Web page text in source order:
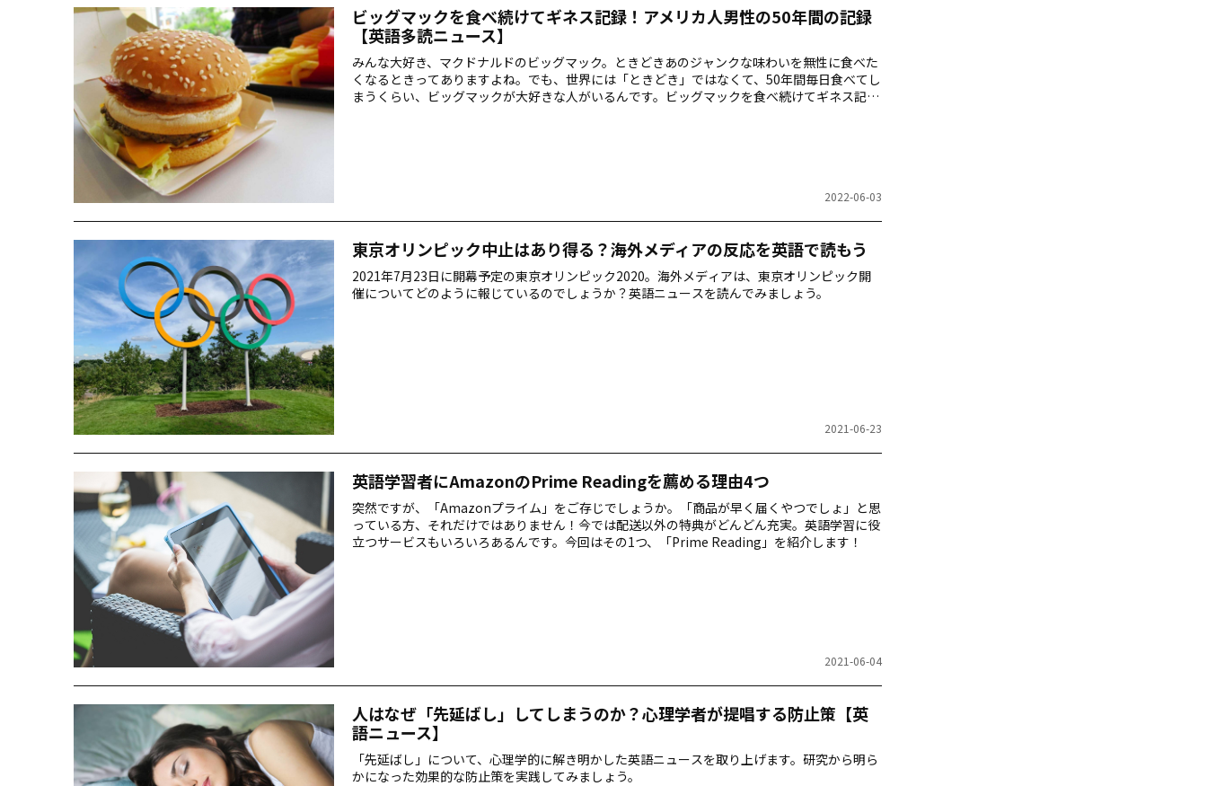
ビッグマックを食べ続けてギネス記録！アメリカ人男性の50年間の記録
【英語多読ニュース】
みんな大好き、マクドナルドのビッグマック。ときどきあのジャンクな味わいを無性に食べた
くなるときってありますよね。でも、世界には「ときどき」ではなくて、50年間毎日食べてし
まうくらい、ビッグマックが大好きな人がいるんです。ビッグマックを食べ続けてギネス記録
2022-06-03
東京オリンピック中止はあり得る？海外メディアの反応を英語で読もう
2021年7月23日に開幕予定の東京オリンピック2020。海外メディアは、東京オリンピック開
催についてどのように報じているのでしょうか？英語ニュースを読んでみましょう。
2021-06-23
英語学習者にAmazonのPrime Readingを薦める理由4つ
突然ですが、「Amazonプライム」をご存じでしょうか。「商品が早く届くやつでしょ」と思
っている方、それだけではありません！今では配送以外の特典がどんどん充実。英語学習に役
立つサービスもいろいろあるんです。今回はその1つ、「Prime Reading」を紹介します！
2021-06-04
人はなぜ「先延ばし」してしまうのか？心理学者が提唱する防止策【英
語ニュース】
「先延ばし」について、心理学的に解き明かした英語ニュースを取り上げます。研究から明ら
かになった効果的な防止策を実践してみましょう。